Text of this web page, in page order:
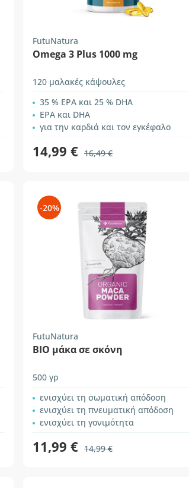
FutuNatura
Omega 3 Plus 1000 mg
120 μαλακές κάψουλες
35 % ΕPA και 25 % DHA
ΕPA και DHA
για την καρδιά και τον εγκέφαλο
14,99 € 16,49 €
-20%
FutuNatura
BIO μάκα σε σκόνη
500 γρ
ενισχύει τη σωματική απόδοση
ενισχύει τη πνευματική απόδοση
ενισχύει τη γονιμότητα
11,99 € 14,99 €